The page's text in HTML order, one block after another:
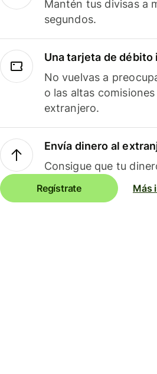
Mantén tus divisas a
segundos.
Una tarjeta de
No vuelvas a
o las altas
extranjero.
Envía dinero al
Consigue que tu
Regístrate Más